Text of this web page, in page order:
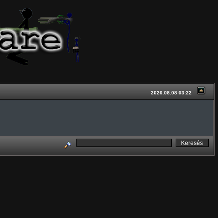
2026.08.08 03:22